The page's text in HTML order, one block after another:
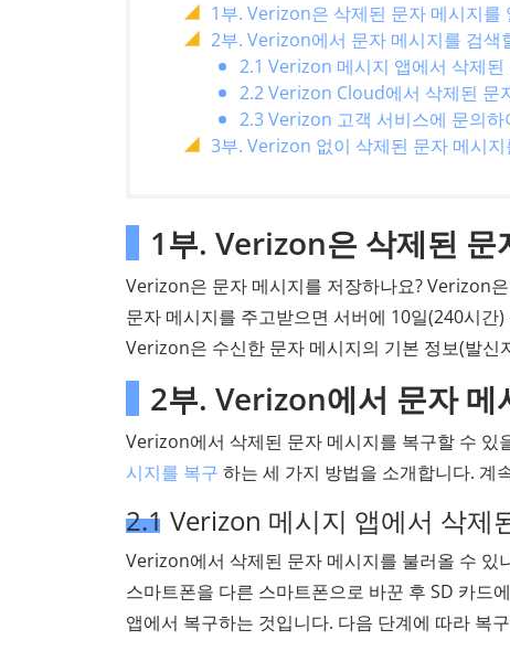
1부. Verizon은 삭제된 문자 메시지를
2부. Verizon에서 문자 메시지를 검색
2.1 Verizon 메시지 앱에서 삭제
2.2 Verizon Cloud에서 삭제된 문
2.3 Verizon 고객 서비스에 문의
3부. Verizon 없이 삭제된 문자 메시
1부. Verizon은 삭제된 문
Verizon은 문자 메시지를 저장하나요? Verizon
문자 메시지를 주고받으면 서버에 10일(240시
Verizon은 수신한 문자 메시지의 기본 정보(발신
2부. Verizon에서 문자 메
Verizon에서 삭제된 문자 메시지를 복구할 수 있
시지를 복구 하는 세 가지 방법을 소개합니다. 계
2.1 Verizon 메시지 앱에서 삭제
Verizon에서 삭제된 문자 메시지를 불러올 수
스마트폰을 다른 스마트폰으로 바꾼 후 SD 카드
앱에서 복구하는 것입니다. 다음 단계에 따라 복